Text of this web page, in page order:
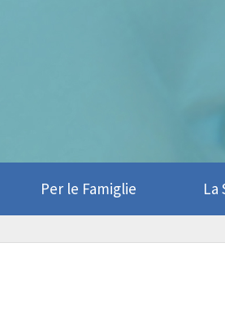
Per le Famiglie La